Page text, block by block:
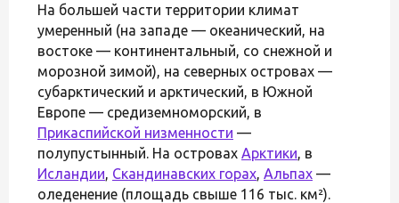
На большей части территории климат
умеренный (на западе — океанический, на
востоке — континентальный, со снежной и
морозной зимой), на северных островах —
субарктический и арктический, в Южной
Европе — средиземноморский, в
Прикаспийской низменности —
полупустынный. На островах Арктики, в
Исландии, Скандинавских горах, Альпах —
оледенение (площадь свыше 116 тыс. км²).